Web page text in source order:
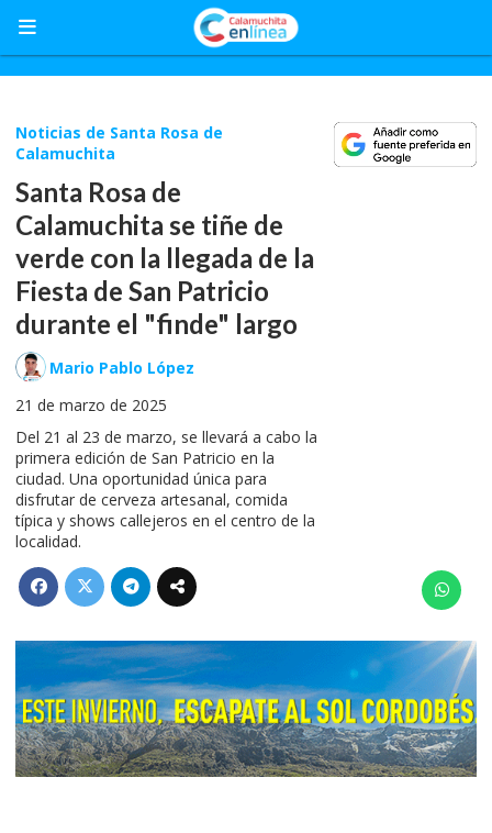
Santa Rosa de
Calamuchita se tiñe de
verde con la llegada de la
Fiesta de San Patricio
durante el "finde" largo
Del 21 al 23 de marzo, se llevará a cabo la
primera edición de San Patricio en la
ciudad. Una oportunidad única para
disfrutar de cerveza artesanal, comida
típica y shows callejeros en el centro de la
localidad.
Noticias de Santa Rosa de
Calamuchita
21 de marzo de 2025
Mario Pablo López